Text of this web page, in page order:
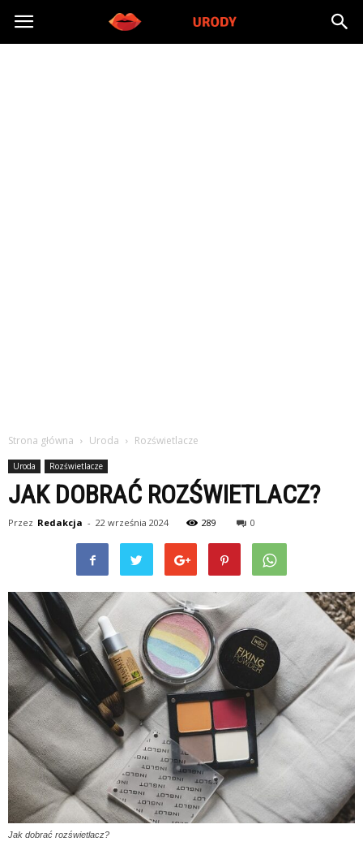
Morzeurody.pl
Strona główna Uroda Rozświetlacze
Uroda Rozświetlacze
JAK DOBRAĆ ROZŚWIETLACZ?
Przez Redakcja - 22 września 2024 289 0
Jak dobrać rozświetlacz?